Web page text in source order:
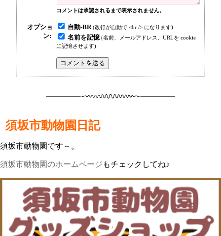
コメントは承認されるまで表示されません。
オプショ
ン:
自動-BR (改行が自動で <br /> になります)
名前を記憶 (名前、メールアドレス、URLを cookie
に記憶させます)
須坂市動物園日記
須坂市動物園です～。
須坂市動物園のホームページ もチェックしてね♪